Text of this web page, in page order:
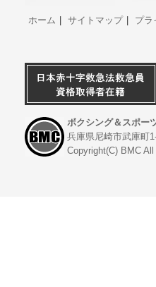
ホーム サイトマップ プラ
ボクシング＆スポー
兵庫県尼崎市武庫町
Copyright(C) BMC